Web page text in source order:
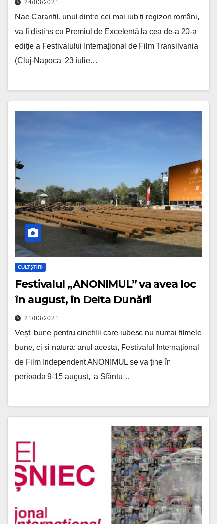
24/03/2021
Nae Caranfil, unul dintre cei mai iubiți regizori români,
va fi distins cu Premiul de Excelență la cea de-a 20-a
ediție a Festivalului Internațional de Film Transilvania
(Cluj-Napoca, 23 iulie…
CULTȘTIRI
Festivalul „ANONIMUL” va avea loc
în august, în Delta Dunării
21/03/2021
Vești bune pentru cinefilii care iubesc nu numai filmele
bune, ci și natura: anul acesta, Festivalul Internațional
de Film Independent ANONIMUL se va ține în
perioada 9-15 august, la Sfântu…